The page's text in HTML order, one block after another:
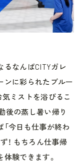
るなんばCITYガレ
ンに彩られたブルー
気ミストを浴びるこ
後の蒸し暑い帰り
今日も仕事が終わ
！ もちろん仕事帰
験できます。